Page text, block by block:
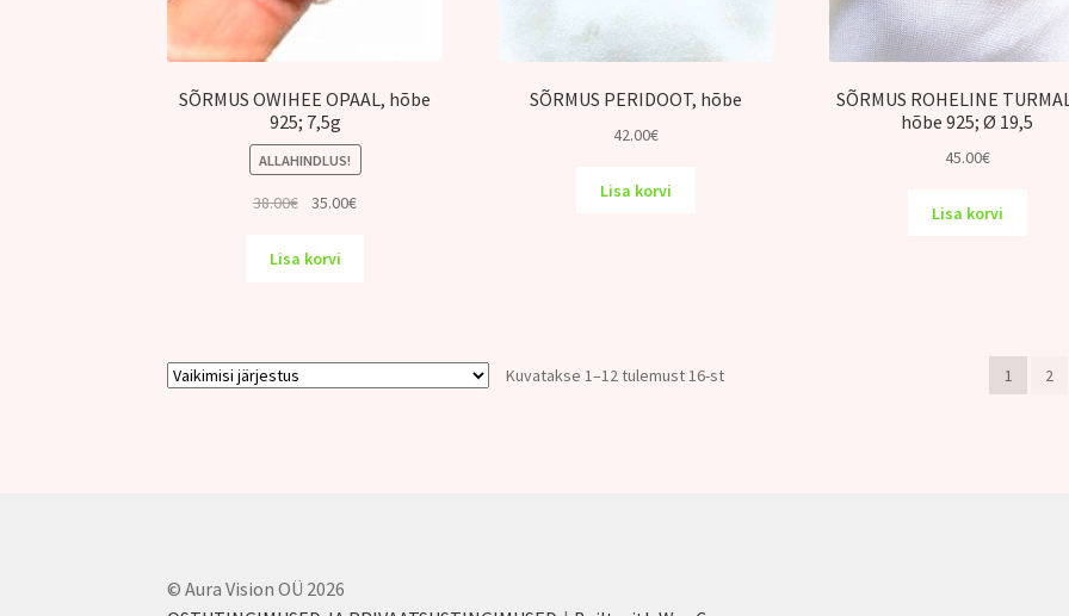
SÕRMUS OWIHEE OPAAL, hõbe
925; 7,5g
ALLAHINDLUS!
38.00€
Algne
oli:
35.00€Praegune
Lisa korvi
SÕRMUS PERIDOOT, hõbe
42.00€
Lisa korvi
SÕRMUS ROHELINE
hõbe 925; Ø 19,5
45.00€
Lisa korvi
Kuvatakse 1–12 tulemust 16-st 1 2
© Aura Vision OÜ 2026